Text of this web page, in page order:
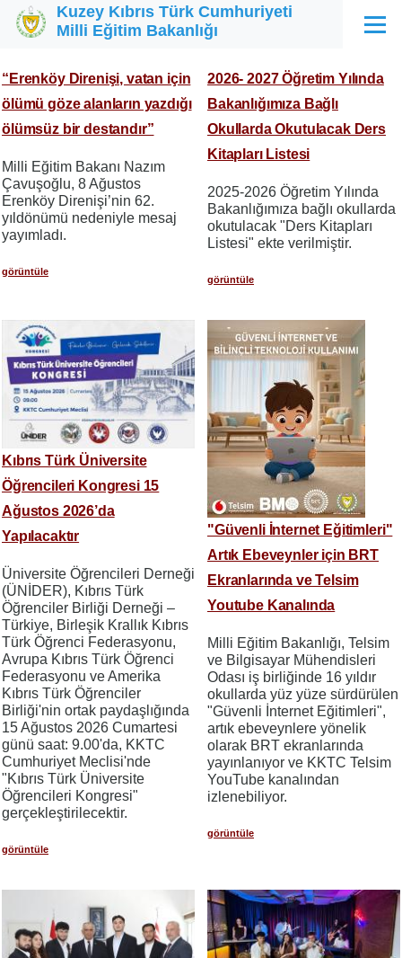
Ana içeriğe atla
Kuzey Kıbrıs Türk Cumhuriyeti
Milli Eğitim Bakanlığı
Menü
“Erenköy Direnişi, vatan için
ölümü göze alanların yazdığı
ölümsüz bir destandır”
Milli Eğitim Bakanı Nazım
Çavuşoğlu, 8 Ağustos
Erenköy Direnişi’nin 62.
yıldönümü nedeniyle mesaj
yayımladı.
görüntüle
2026- 2027 Öğretim Yılında
Bakanlığımıza Bağlı
Okullarda Okutulacak Ders
Kitapları Listesi
2025-2026 Öğretim Yılında
Bakanlığımıza bağlı okullarda
okutulacak "Ders Kitapları
Listesi" ekte verilmiştir.
görüntüle
Kıbrıs Türk Üniversite
Öğrencileri Kongresi 15
Ağustos 2026’da
Yapılacaktır
Üniversite Öğrencileri Derneği
(ÜNİDER), Kıbrıs Türk
Öğrenciler Birliği Derneği –
Türkiye, Birleşik Krallık Kıbrıs
Türk Öğrenci Federasyonu,
Avrupa Kıbrıs Türk Öğrenci
Federasyonu ve Amerika
Kıbrıs Türk Öğrenciler
Birliği'nin ortak paydaşlığında
15 Ağustos 2026 Cumartesi
günü saat: 9.00'da, KKTC
Cumhuriyet Meclisi'nde
"Kıbrıs Türk Üniversite
Öğrencileri Kongresi"
gerçekleştirilecektir.
görüntüle
"Güvenli İnternet Eğitimleri"
Artık Ebeveynler için BRT
Ekranlarında ve Telsim
Youtube Kanalında
Milli Eğitim Bakanlığı, Telsim
ve Bilgisayar Mühendisleri
Odası iş birliğinde 16 yıldır
okullarda yüz yüze sürdürülen
"Güvenli İnternet Eğitimleri",
artık ebeveynlere yönelik
olarak BRT ekranlarında
yayınlanıyor ve KKTC Telsim
YouTube kanalından
izlenebiliyor.
görüntüle